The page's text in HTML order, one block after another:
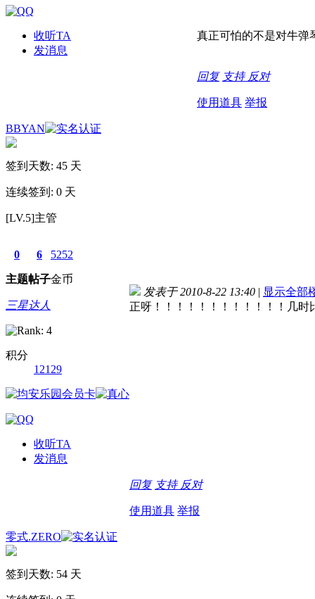
收听TA
发消息
真正可怕的不是对牛弹
回复 支持 反对
使用道具 举报
BBYAN
签到天数: 45 天
连续签到: 0 天
[LV.5]主管
0
主题
6
帖子
5252
金币
三星达人
积分
12129
收听TA
发消息
发表于 2010-8-22 13:40 | 显示全部
正呀！！！！！！！！！！！！几
回复 支持 反对
使用道具 举报
零式.ZERO
签到天数: 54 天